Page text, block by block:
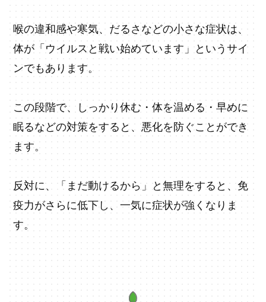
喉の違和感や寒気、だるさなどの小さな症状は、
体が「ウイルスと戦い始めています」というサイ
ンでもあります。
この段階で、しっかり休む・体を温める・早めに
眠るなどの対策をすると、悪化を防ぐことができ
ます。
反対に、「まだ動けるから」と無理をすると、免
疫力がさらに低下し、一気に症状が強くなりま
す。